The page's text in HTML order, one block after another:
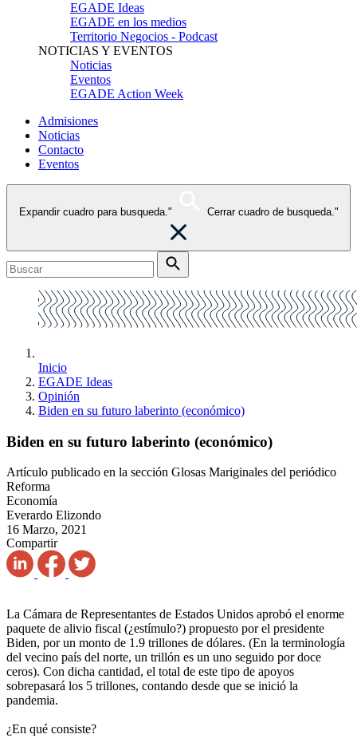
EGADE Ideas
EGADE en los medios
Territorio Negocios - Podcast
NOTICIAS Y EVENTOS
Noticias
Eventos
EGADE Action Week
Admisiones
Noticias
Contacto
Eventos
Expandir cuadro para busqueda." Cerrar cuadro de busqueda."
Inicio
EGADE Ideas
Opinión
Biden en su futuro laberinto (económico)
Biden en su futuro laberinto (económico)
Artículo publicado en la sección Glosas Mariginales del periódico
Reforma
Economía
Everardo Elizondo
16 Marzo, 2021
Compartir
La Cámara de Representantes de Estados Unidos aprobó el enorme
paquete de alivio fiscal (¿estímulo?) propuesto por el presidente
Biden, por un monto de 1.9 trillones de dólares. (En la terminología
del vecino país del norte, un trillón es un uno seguido por doce
ceros). Con dicha cantidad, el total de este tipo de apoyos
sobrepasará los 5 trillones, contando desde que se inició la
pandemia.
¿En qué consiste?